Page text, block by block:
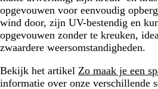
opgevouwen voor eenvoudig
wind door, zijn UV-bestendig en
opgevouwen zonder te kreuken,
zwaardere weersomstandigheden.
Bekijk het artikel Zo maak je een
informatie over onze verschillende